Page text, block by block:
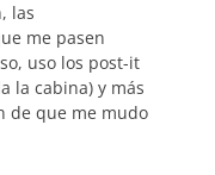
las
me pasen
uso los post-it
la cabina) y más
de que me mudo